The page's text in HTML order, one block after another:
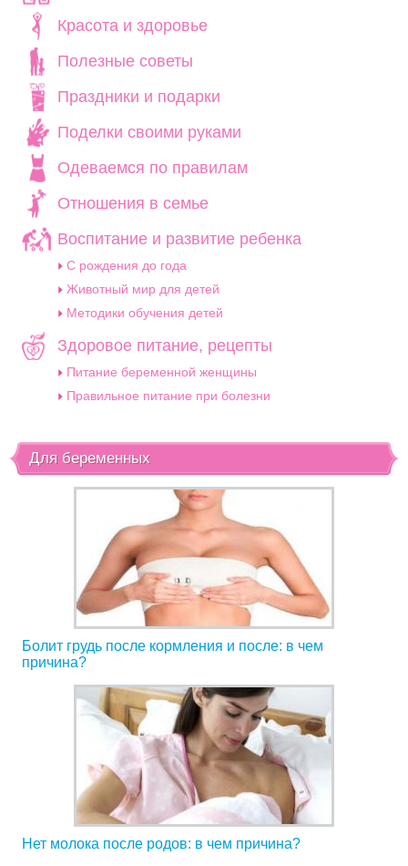
Красота и здоровье
Полезные советы
Праздники и подарки
Поделки своими руками
Одеваемся по правилам
Отношения в семье
Воспитание и развитие ребенка
C рождения до года
Животный мир для детей
Методики обучения детей
Здоровое питание, рецепты
Питание беременной женщины
Правильное питание при болезни
Для беременных
Болит грудь после кормления и после: в чем
причина?
Нет молока после родов: в чем причина?